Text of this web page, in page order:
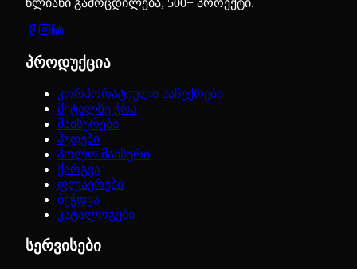
პროდუქცია
კორპორატიული საჩუქრები
მეტალზე ჭრა
მაისურები
ჰუდები
პოლო მაისური
ქარგვა
ფლაერები
ბეჭდვა
კატალოგები
სერვისები